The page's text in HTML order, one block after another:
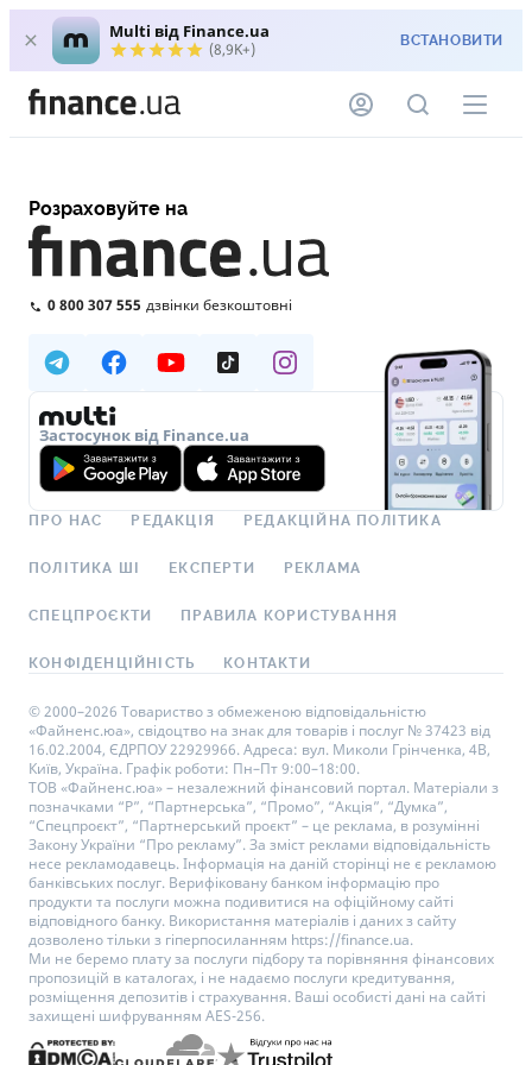
Multi від Finance.ua
(8,9K+) ВСТАНОВИТИ
Розраховуйте на
0 800 307 555 дзвінки безкоштовні
Застосунок від Finance.ua
ПРО НАС РЕДАКЦІЯ РЕДАКЦІЙНА ПОЛІТИКА
ПОЛІТИКА ШІ ЕКСПЕРТИ РЕКЛАМА
СПЕЦПРОЄКТИ ПРАВИЛА КОРИСТУВАННЯ
КОНФІДЕНЦІЙНІСТЬ КОНТАКТИ
© 2000–2026 Товариство з обмеженою відповідальністю
«Файненс.юа», свідоцтво на знак для товарів і послуг № 37423 від
16.02.2004, ЄДРПОУ 22929966. Адреса: вул. Миколи Грінченка, 4В,
Київ, Україна. Графік роботи: Пн–Пт 9:00–18:00.
ТОВ «Файненс.юа» – незалежний фінансовий портал. Матеріали з
позначками “Р”, “Партнерська”, “Промо”, “Акція”, “Думка”,
“Спецпроєкт”, “Партнерський проєкт” – це реклама, в розумінні
Закону України “Про рекламу”. За зміст реклами відповідальність
несе рекламодавець. Інформація на даній сторінці не є рекламою
банківських послуг. Верифіковану банком інформацію про
продукти та послуги можна подивитися на офіційному сайті
відповідного банку. Використання матеріалів і даних з сайту
дозволено тільки з гіперпосиланням https://finance.ua.
Ми не беремо плату за послуги підбору та порівняння фінансових
пропозицій в каталогах, і не надаємо послуги кредитування,
розміщення депозитів і страхування. Ваші особисті дані на сайті
захищені шифруванням AES-256.